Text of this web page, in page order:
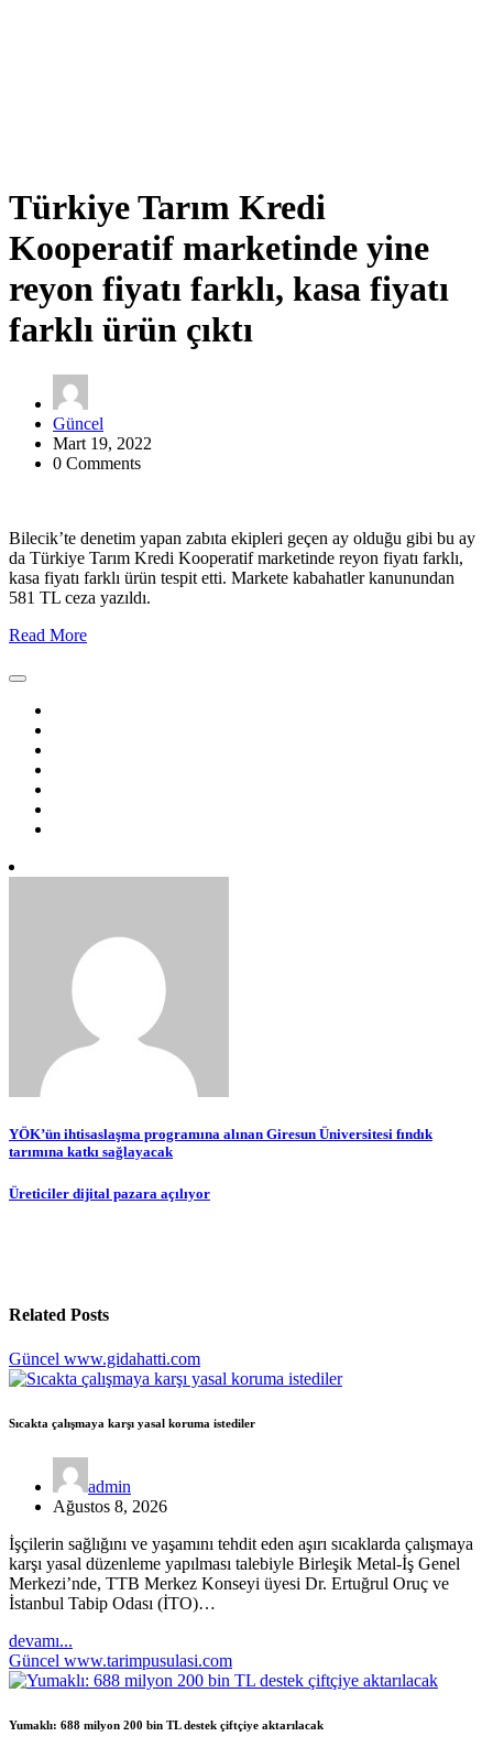
Türkiye Tarım Kredi
Kooperatif marketinde yine
reyon fiyatı farklı, kasa fiyatı
farklı ürün çıktı
Güncel
Mart 19, 2022
0 Comments
Bilecik’te denetim yapan zabıta ekipleri geçen ay olduğu gibi bu ay
da Türkiye Tarım Kredi Kooperatif marketinde reyon fiyatı farklı,
kasa fiyatı farklı ürün tespit etti. Markete kabahatler kanunundan
581 TL ceza yazıldı.
Read More
Yazı
gezinmesi
YÖK’ün ihtisaslaşma programına alınan Giresun Üniversitesi fındık
tarımına katkı sağlayacak
Üreticiler dijital pazara açılıyor
Related Posts
Güncel www.gidahatti.com
Sıcakta çalışmaya karşı yasal koruma istediler
admin
Ağustos 8, 2026
İşçilerin sağlığını ve yaşamını tehdit eden aşırı sıcaklarda çalışmaya
karşı yasal düzenleme yapılması talebiyle Birleşik Metal-İş Genel
Merkezi’nde, TTB Merkez Konseyi üyesi Dr. Ertuğrul Oruç ve
İstanbul Tabip Odası (İTO)…
devamı...
Güncel www.tarimpusulasi.com
Yumaklı: 688 milyon 200 bin TL destek çiftçiye aktarılacak